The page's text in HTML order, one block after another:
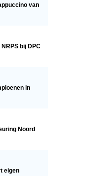
van
bij DPC
in
Noord
eigen